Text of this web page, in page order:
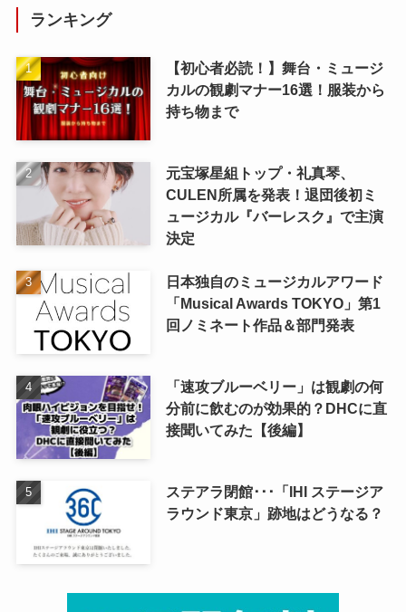
ランキング
【初心者必読！】舞台・ミュージ
カルの観劇マナー16選！服装から
持ち物まで
元宝塚星組トップ・礼真琴、
CULEN所属を発表！退団後初ミ
ュージカル『バーレスク』で主演
決定
日本独自のミュージカルアワード
「Musical Awards TOKYO」第1
回ノミネート作品＆部門発表
「速攻ブルーベリー」は観劇の何
分前に飲むのが効果的？DHCに直
接聞いてみた【後編】
ステアラ閉館･･･「IHI ステージア
ラウンド東京」跡地はどうなる？